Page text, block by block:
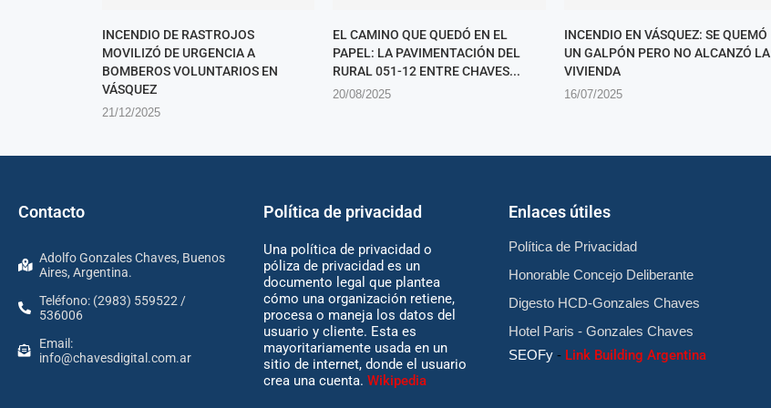
INCENDIO DE RASTROJOS
MOVILIZÓ DE URGENCIA A
BOMBEROS VOLUNTARIOS EN
VÁSQUEZ
21/12/2025
EL CAMINO QUE QUEDÓ EN EL
PAPEL: LA PAVIMENTACIÓN DEL
RURAL 051-12 ENTRE CHAVES...
20/08/2025
INCENDIO EN VÁSQUEZ: SE QUEMÓ
UN GALPÓN PERO NO ALCANZÓ LA
VIVIENDA
16/07/2025
Contacto
Adolfo Gonzales Chaves, Buenos
Aires, Argentina.
Teléfono: (2983) 559522 /
536006
Email:
info@chavesdigital.com.ar
Política de privacidad
Una política de privacidad o
póliza de privacidad es un
documento legal que plantea
cómo una organización retiene,
procesa o maneja los datos del
usuario y cliente. Esta es
mayoritariamente usada en un
sitio de internet, donde el usuario
crea una cuenta. Wikipedia
Enlaces útiles
Política de Privacidad
Honorable Concejo Deliberante
Digesto HCD-Gonzales Chaves
Hotel Paris - Gonzales Chaves
SEOFy- Link Building Argentina